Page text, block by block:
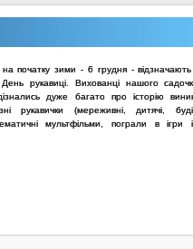
на початку зими - 6 грудня -
рукавиці. Вихованці нашого
дуже багато про історію
рукавички (мереживні, дитячі,
мультфільми, пограли в ігри